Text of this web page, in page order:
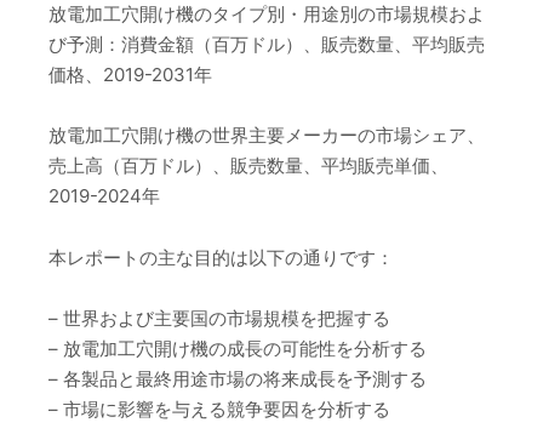
放電加工穴開け機のタイプ別・用途別の市場規模およ
び予測：消費金額（百万ドル）、販売数量、平均販売
価格、2019-2031年
放電加工穴開け機の世界主要メーカーの市場シェア、
売上高（百万ドル）、販売数量、平均販売単価、
2019-2024年
本レポートの主な目的は以下の通りです：
– 世界および主要国の市場規模を把握する
– 放電加工穴開け機の成長の可能性を分析する
– 各製品と最終用途市場の将来成長を予測する
– 市場に影響を与える競争要因を分析する